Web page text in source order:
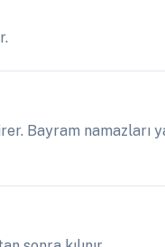
Bayram namazları